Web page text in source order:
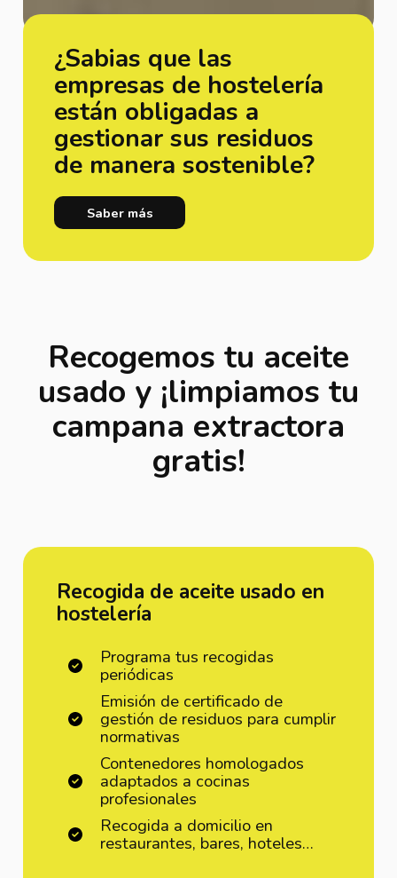
¿Sabias que las
empresas de hostelería
están obligadas a
gestionar sus residuos
de manera sostenible?
Saber más
Recogemos tu aceite
usado y ¡limpiamos tu
campana extractora
gratis!
Recogida de aceite usado en
hostelería
Programa tus recogidas
periódicas
Emisión de certificado de
gestión de residuos para cumplir
normativas
Contenedores homologados
adaptados a cocinas
profesionales
Recogida a domicilio en
restaurantes, bares, hoteles…